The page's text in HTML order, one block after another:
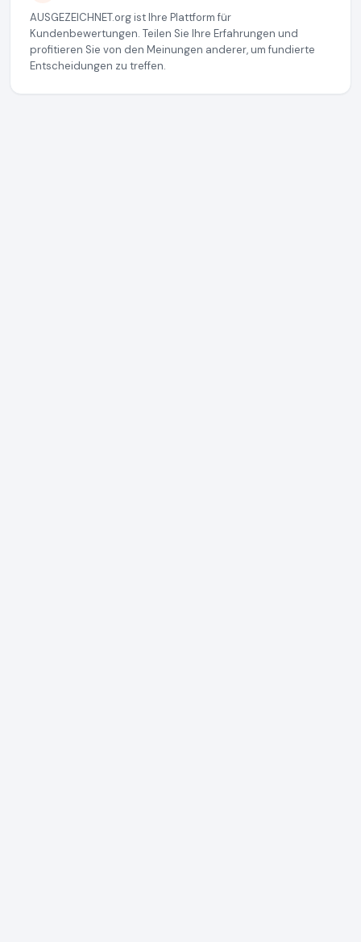
AUSGEZEICHNET.org ist Ihre Plattform für
Kundenbewertungen. Teilen Sie Ihre Erfahrungen und
profitieren Sie von den Meinungen anderer, um fundierte
Entscheidungen zu treffen.